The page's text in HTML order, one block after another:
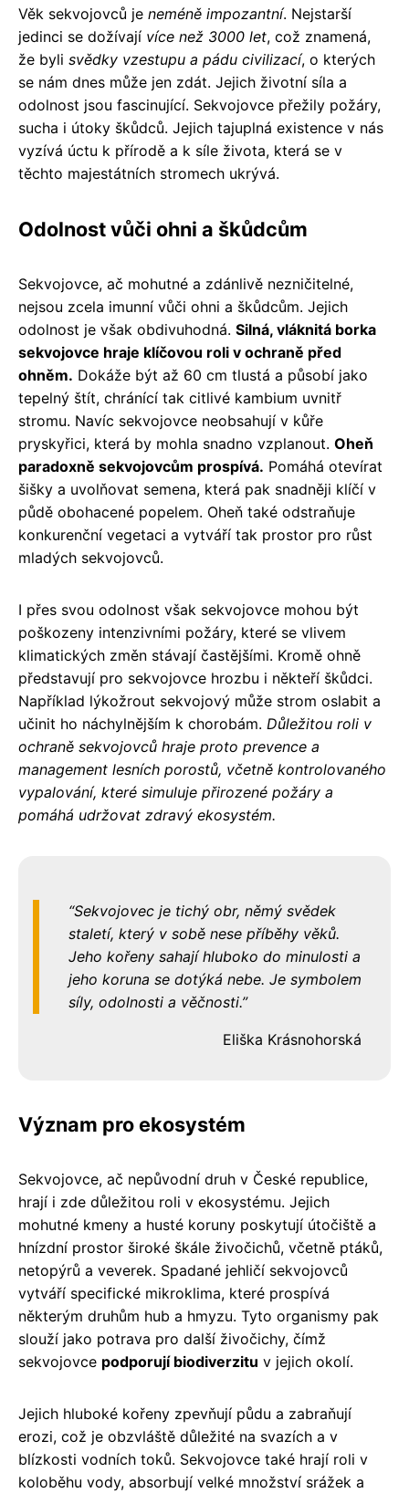
Věk sekvojovců je neméně impozantní. Nejstarší
jedinci se dožívají více než 3000 let, což znamená,
že byli svědky vzestupu a pádu civilizací, o kterých
se nám dnes může jen zdát. Jejich životní síla a
odolnost jsou fascinující. Sekvojovce přežily požáry,
sucha i útoky škůdců. Jejich tajuplná existence v nás
vyzívá úctu k přírodě a k síle života, která se v
těchto majestátních stromech ukrývá.
Odolnost vůči ohni a škůdcům
Sekvojovce, ač mohutné a zdánlivě nezničitelné,
nejsou zcela imunní vůči ohni a škůdcům. Jejich
odolnost je však obdivuhodná. Silná, vláknitá borka
sekvojovce hraje klíčovou roli v ochraně před
ohněm. Dokáže být až 60 cm tlustá a působí jako
tepelný štít, chránící tak citlivé kambium uvnitř
stromu. Navíc sekvojovce neobsahují v kůře
pryskyřici, která by mohla snadno vzplanout. Oheň
paradoxně sekvojovcům prospívá. Pomáhá otevírat
šišky a uvolňovat semena, která pak snadněji klíčí v
půdě obohacené popelem. Oheň také odstraňuje
konkurenční vegetaci a vytváří tak prostor pro růst
mladých sekvojovců.
I přes svou odolnost však sekvojovce mohou být
poškozeny intenzivními požáry, které se vlivem
klimatických změn stávají častějšími. Kromě ohně
představují pro sekvojovce hrozbu i někteří škůdci.
Například lýkožrout sekvojový může strom oslabit a
učinit ho náchylnějším k chorobám. Důležitou roli v
ochraně sekvojovců hraje proto prevence a
management lesních porostů, včetně kontrolovaného
vypalování, které simuluje přirozené požáry a
pomáhá udržovat zdravý ekosystém.
Sekvojovec je tichý obr, němý svědek
staletí, který v sobě nese příběhy věků.
Jeho kořeny sahají hluboko do minulosti a
jeho koruna se dotýká nebe. Je symbolem
síly, odolnosti a věčnosti.
Eliška Krásnohorská
Význam pro ekosystém
Sekvojovce, ač nepůvodní druh v České republice,
hrají i zde důležitou roli v ekosystému. Jejich
mohutné kmeny a husté koruny poskytují útočiště a
hnízdní prostor široké škále živočichů, včetně ptáků,
netopýrů a veverek. Spadané jehličí sekvojovců
vytváří specifické mikroklima, které prospívá
některým druhům hub a hmyzu. Tyto organismy pak
slouží jako potrava pro další živočichy, čímž
sekvojovce podporují biodiverzitu v jejich okolí.
Jejich hluboké kořeny zpevňují půdu a zabraňují
erozi, což je obzvláště důležité na svazích a v
blízkosti vodních toků. Sekvojovce také hrají roli v
koloběhu vody, absorbují velké množství srážek a